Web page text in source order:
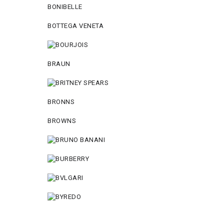
BONIBELLE
BOTTEGA VENETA
BRAUN
BRONNS
BROWNS